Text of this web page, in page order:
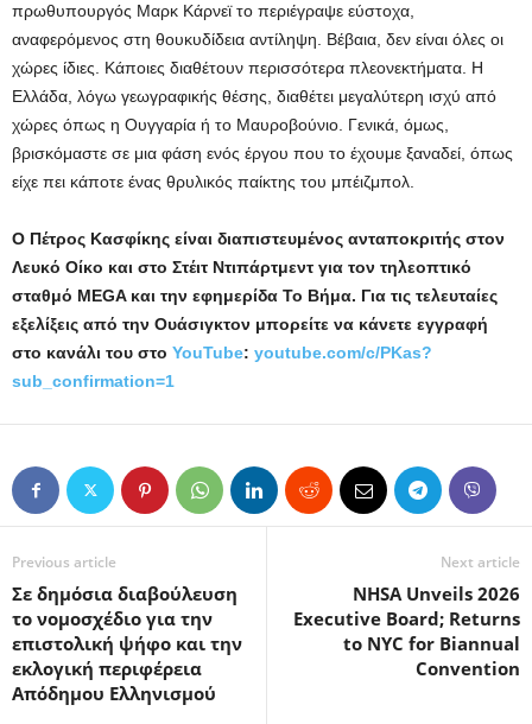
πρωθυπουργός Μαρκ Κάρνεϊ το περιέγραψε εύστοχα,
αναφερόμενος στη θουκυδίδεια αντίληψη. Βέβαια, δεν είναι όλες οι
χώρες ίδιες. Κάποιες διαθέτουν περισσότερα πλεονεκτήματα. Η
Ελλάδα, λόγω γεωγραφικής θέσης, διαθέτει μεγαλύτερη ισχύ από
χώρες όπως η Ουγγαρία ή το Μαυροβούνιο. Γενικά, όμως,
βρισκόμαστε σε μια φάση ενός έργου που το έχουμε ξαναδεί, όπως
είχε πει κάποτε ένας θρυλικός παίκτης του μπέιζμπολ.
Ο Πέτρος Κασφίκης είναι διαπιστευμένος ανταποκριτής στον
Λευκό Οίκο και στο Στέιτ Ντιπάρτμεντ για τον τηλεοπτικό
σταθμό MEGAκαι την εφημερίδα Το Βήμα. Για τις τελευταίες
εξελίξεις από την Ουάσιγκτον μπορείτε να κάνετε εγγραφή
στο κανάλι του στο YouTube: youtube.com/c/PKas?
sub confirmation=1
Previous article
Σε δημόσια διαβούλευση
το νομοσχέδιο για την
επιστολική ψήφο και την
εκλογική περιφέρεια
Απόδημου Ελληνισμού
Next article
NHSA Unveils 2026
Executive Board; Returns
to NYC for Biannual
Convention